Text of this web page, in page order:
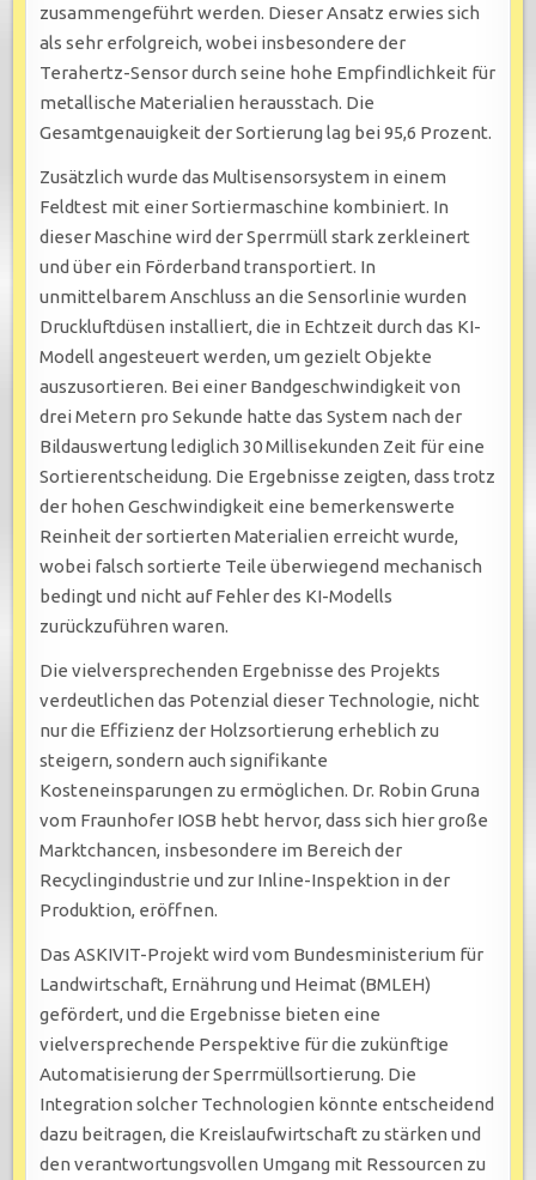
zusammengeführt werden. Dieser Ansatz erwies sich
als sehr erfolgreich, wobei insbesondere der
Terahertz-Sensor durch seine hohe Empfindlichkeit für
metallische Materialien herausstach. Die
Gesamtgenauigkeit der Sortierung lag bei 95,6 Prozent.
Zusätzlich wurde das Multisensorsystem in einem
Feldtest mit einer Sortiermaschine kombiniert. In
dieser Maschine wird der Sperrmüll stark zerkleinert
und über ein Förderband transportiert. In
unmittelbarem Anschluss an die Sensorlinie wurden
Druckluftdüsen installiert, die in Echtzeit durch das KI-
Modell angesteuert werden, um gezielt Objekte
auszusortieren. Bei einer Bandgeschwindigkeit von
drei Metern pro Sekunde hatte das System nach der
Bildauswertung lediglich 30 Millisekunden Zeit für eine
Sortierentscheidung. Die Ergebnisse zeigten, dass trotz
der hohen Geschwindigkeit eine bemerkenswerte
Reinheit der sortierten Materialien erreicht wurde,
wobei falsch sortierte Teile überwiegend mechanisch
bedingt und nicht auf Fehler des KI-Modells
zurückzuführen waren.
Die vielversprechenden Ergebnisse des Projekts
verdeutlichen das Potenzial dieser Technologie, nicht
nur die Effizienz der Holzsortierung erheblich zu
steigern, sondern auch signifikante
Kosteneinsparungen zu ermöglichen. Dr. Robin Gruna
vom Fraunhofer IOSB hebt hervor, dass sich hier große
Marktchancen, insbesondere im Bereich der
Recyclingindustrie und zur Inline-Inspektion in der
Produktion, eröffnen.
Das ASKIVIT-Projekt wird vom Bundesministerium für
Landwirtschaft, Ernährung und Heimat (BMLEH)
gefördert, und die Ergebnisse bieten eine
vielversprechende Perspektive für die zukünftige
Automatisierung der Sperrmüllsortierung. Die
Integration solcher Technologien könnte entscheidend
dazu beitragen, die Kreislaufwirtschaft zu stärken und
den verantwortungsvollen Umgang mit Ressourcen zu